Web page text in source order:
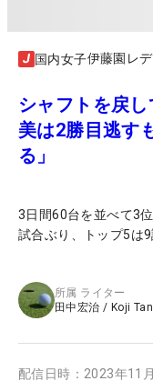
国内女子伊藤園レ
シャフトを戻
美は2勝目逃す
る」
3日間60台を並べて3
試合ぶり、トップ5は9
所属 ライター
田中宏治 / Koji
配信日時： 2023年11